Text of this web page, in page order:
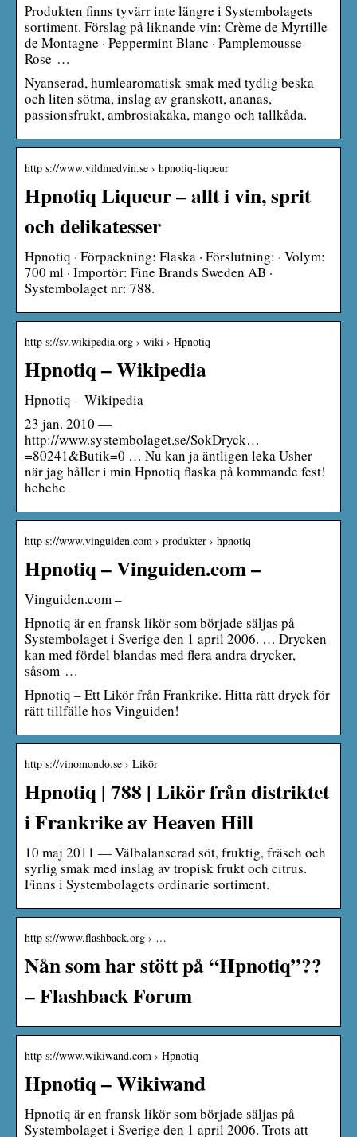
Produkten finns tyvärr inte längre i Systembolagets
sortiment. Förslag på liknande vin: Crème de Myrtille
de Montagne · Peppermint Blanc · Pamplemousse
Rose …
Nyanserad, humlearomatisk smak med tydlig beska
och liten sötma, inslag av granskott, ananas,
passionsfrukt, ambrosiakaka, mango och tallkåda.
http s://www.vildmedvin.se › hpnotiq-liqueur
Hpnotiq Liqueur – allt i vin, sprit
och delikatesser
Hpnotiq · Förpackning: Flaska · Förslutning: · Volym:
700 ml · Importör: Fine Brands Sweden AB ·
Systembolaget nr: 788.
http s://sv.wikipedia.org › wiki › Hpnotiq
Hpnotiq – Wikipedia
Hpnotiq – Wikipedia
23 jan. 2010 —
http://www.systembolaget.se/SokDryck…
=80241&Butik=0 … Nu kan ja äntligen leka Usher
när jag håller i min Hpnotiq flaska på kommande fest!
hehehe
http s://www.vinguiden.com › produkter › hpnotiq
Hpnotiq – Vinguiden.com –
Vinguiden.com –
Hpnotiq är en fransk likör som började säljas på
Systembolaget i Sverige den 1 april 2006. … Drycken
kan med fördel blandas med flera andra drycker,
såsom …
Hpnotiq – Ett Likör från Frankrike. Hitta rätt dryck för
rätt tillfälle hos Vinguiden!
http s://vinomondo.se › Likör
Hpnotiq | 788 | Likör från distriktet
i Frankrike av Heaven Hill
10 maj 2011 — Välbalanserad söt, fruktig, fräsch och
syrlig smak med inslag av tropisk frukt och citrus.
Finns i Systembolagets ordinarie sortiment.
http s://www.flashback.org › …
Nån som har stött på “Hpnotiq”??
– Flashback Forum
http s://www.wikiwand.com › Hpnotiq
Hpnotiq – Wikiwand
Hpnotiq är en fransk likör som började säljas på
Systembolaget i Sverige den 1 april 2006. Trots att